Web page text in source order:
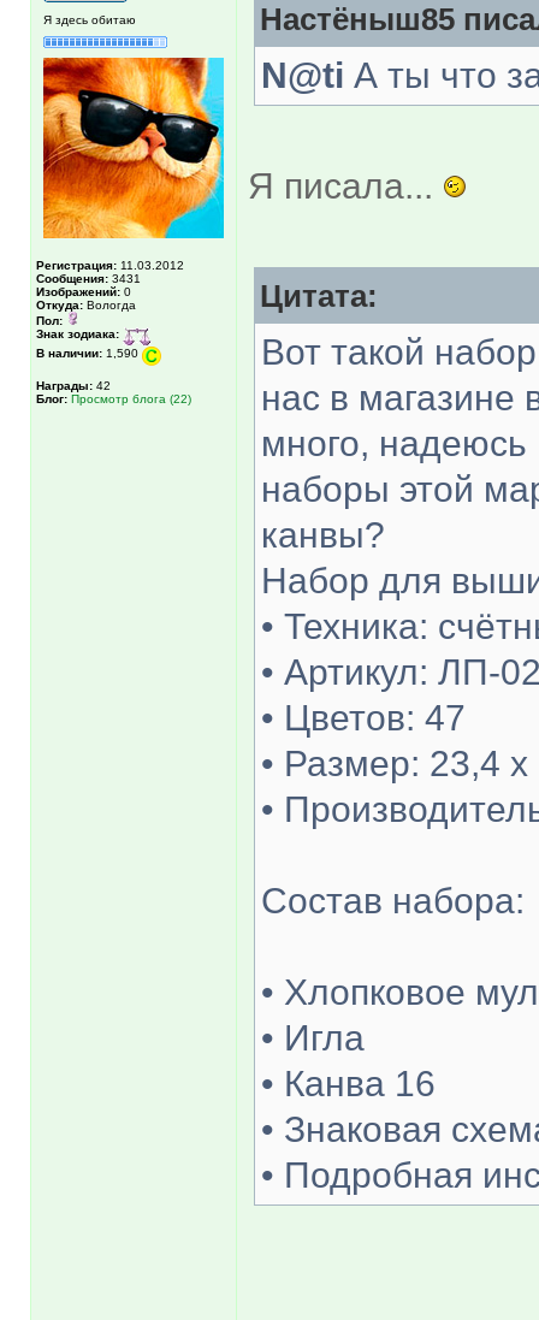
Я здесь обитаю
Регистрация: 11.03.2012
Сообщения: 3431
Изображений: 0
Откуда: Вологда
Пол:
Знак зодиака:
В наличии: 1,590
Награды: 42
Блог: Просмотр блога (22)
Настёныш85
N@ti А ты что
Я писала...
Цитата:
Вот такой
нас в магазине
много, надеюсь
наборы этой
канвы?
Набор для
• Техника:
• Артикул: ЛП-
• Цветов: 47
• Размер: 23,4
•
Состав набора:
• Хлопковое
• Игла
• Канва 16
• Знаковая
• Подробная